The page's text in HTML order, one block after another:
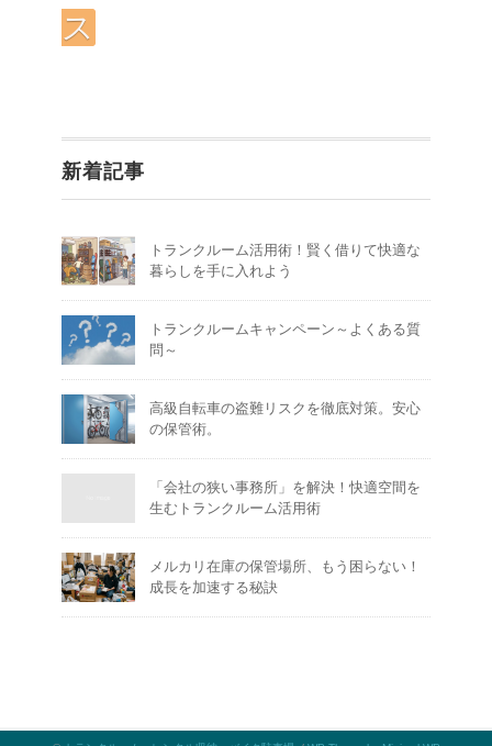
ス
新着記事
トランクルーム活用術！賢く借りて快適な
暮らしを手に入れよう
トランクルームキャンペーン～よくある質
問～
高級自転車の盗難リスクを徹底対策。安心
の保管術。
「会社の狭い事務所」を解決！快適空間を
生むトランクルーム活用術
メルカリ在庫の保管場所、もう困らない！
成長を加速する秘訣